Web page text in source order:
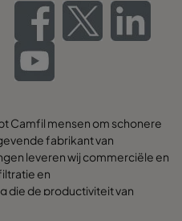
Camfil mensen om schonere
fabrikant van
leveren wij commerciële en
en
die de productiviteit van
het energieverbruik